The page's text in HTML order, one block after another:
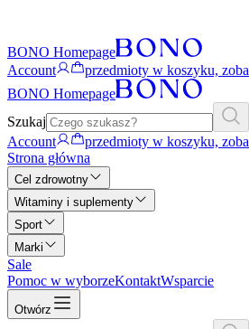
BONO Homepage
Account
przedmioty w koszyku,
BONO Homepage
Szukaj
Account
przedmioty w koszyku,
Strona główna
Cel zdrowotny
Witaminy i suplementy
Sport
Marki
Sale
Pomoc w wyborzeKontaktWsparcie
Otwórz